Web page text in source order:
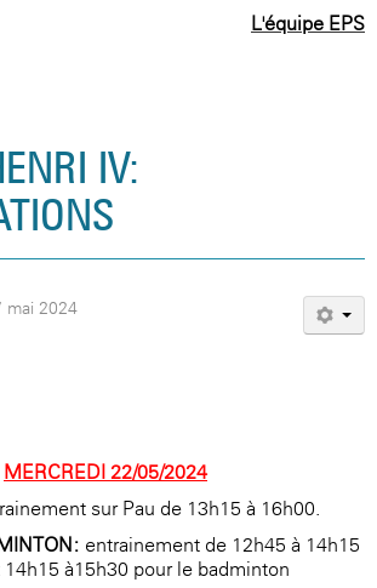
L'équipe EPS
IV:
mai 2024
MERCREDI 22/05/2024
sur Pau de 13h15 à 16h00.
entrainement de 12h45 à 14h15
à15h30 pour le badminton